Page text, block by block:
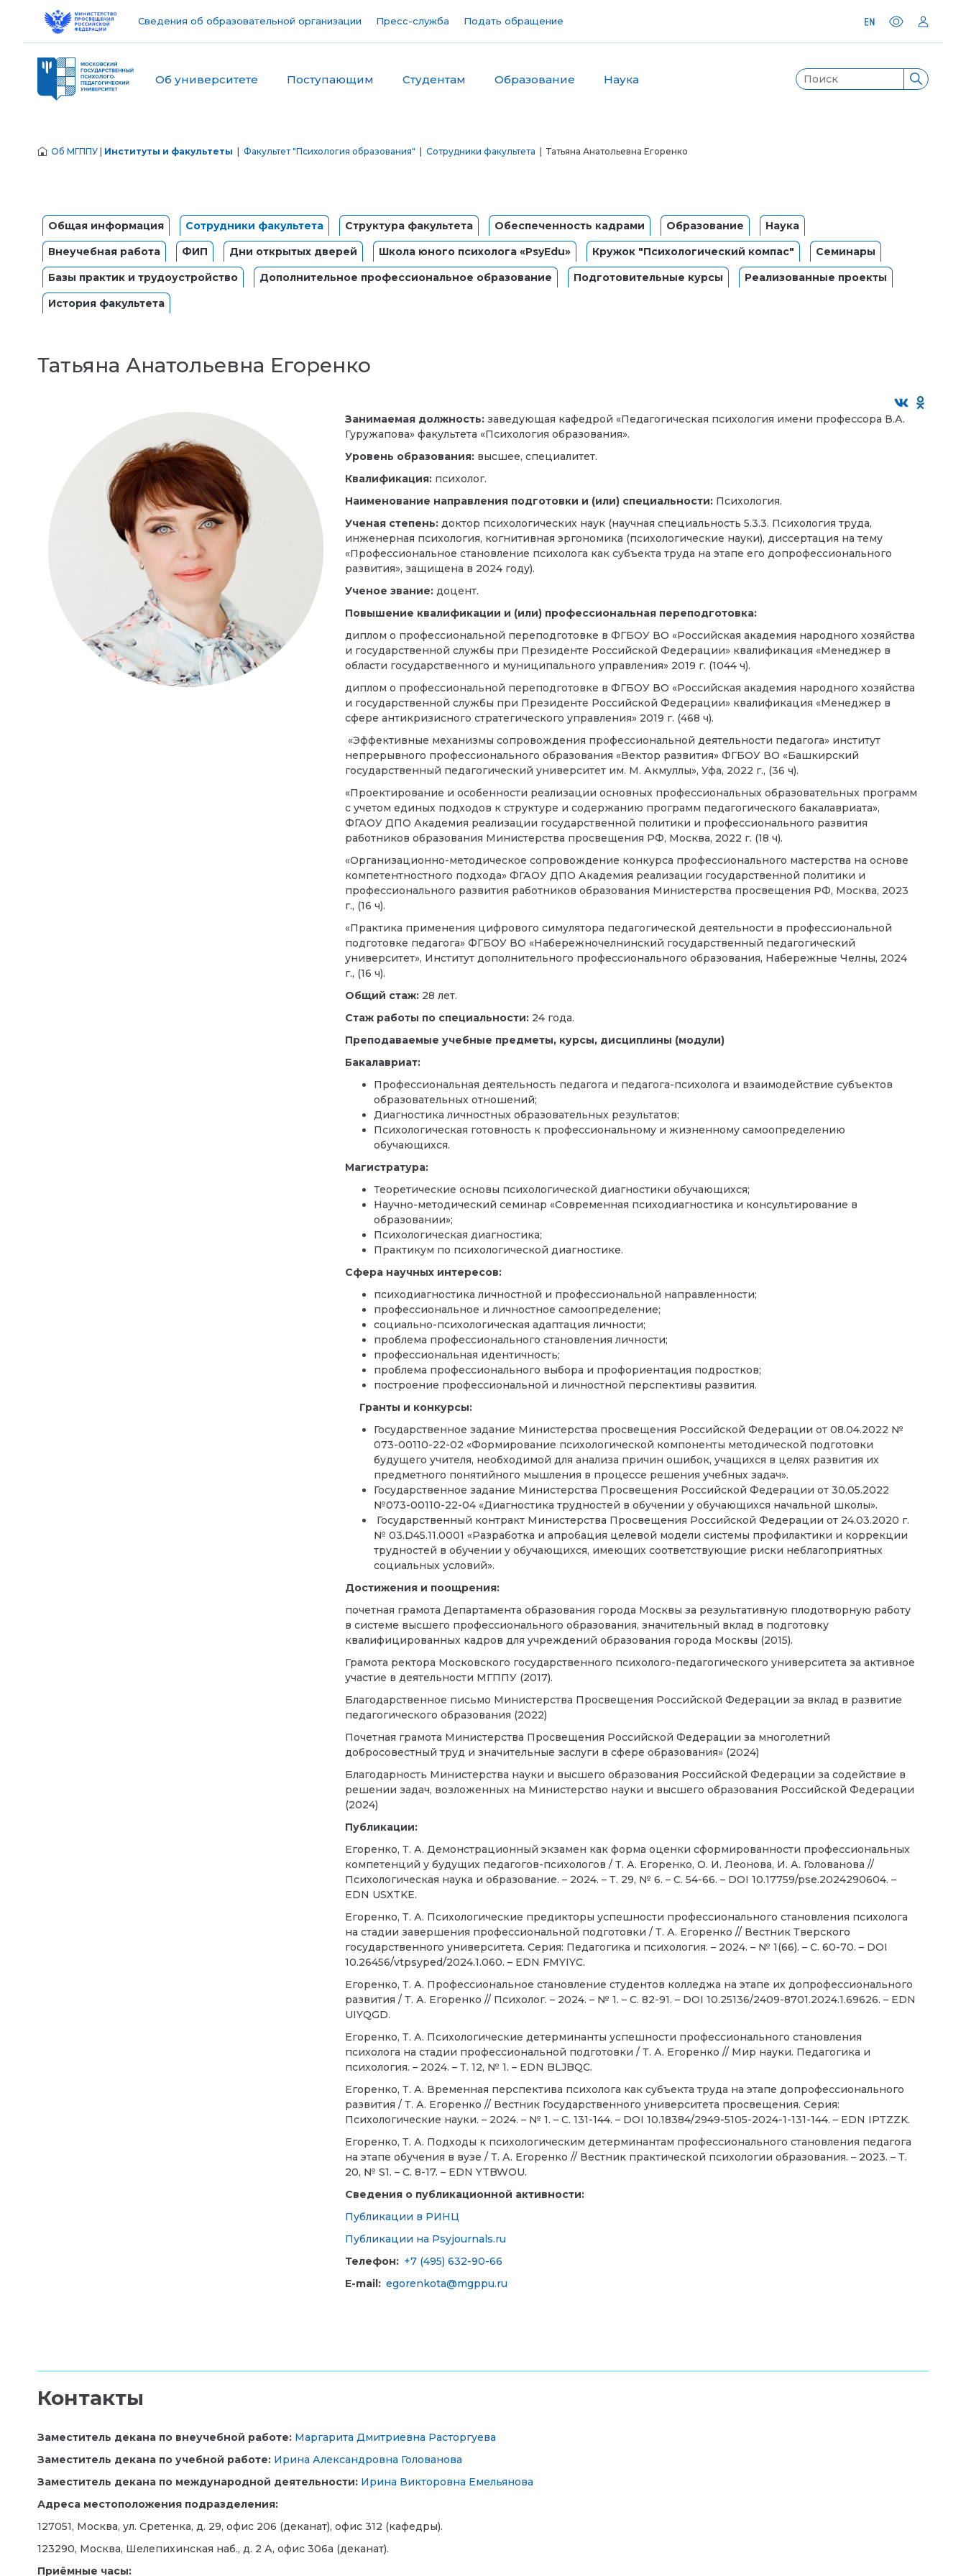
Сведения об образовательной организации Пресс-служба Подать обращение
Об университете Поступающим Студентам Образование Наука
Об МГППУ Институты и факультеты Факультет "Психология образования" Сотрудники факультета | Татьяна Анатольевна Егоренко
Общая информация Сотрудники факультета Структура факультета Обеспеченность кадрами Образование
Наука
Внеучебная работа
ФИП Дни открытых дверей Школа юного психолога «PsyEdu» Кружок "Психологический компас"
Семинары
Базы практик и трудоустройство
Дополнительное профессиональное образование Подготовительные курсы
Реализованные проекты
История факультета
Татьяна Анатольевна Егоренко
Занимаемая должность: заведующая кафедрой «Педагогическая психология имени профессора В.А.
Гуружапова» факультета «Психология образования».
Уровень образования: высшее, специалитет.
Квалификация: психолог.
Наименование направления подготовки и (или) специальности: Психология.
Ученая степень: доктор психологических наук (научная специальность 5.3.3. Психология труда,
инженерная психология, когнитивная эргономика (психологические науки), диссертация на тему
«Профессиональное становление психолога как субъекта труда на этапе его допрофессионального
развития», защищена в 2024 году).
Ученое звание: доцент.
Повышение квалификации и (или) профессиональная переподготовка:
диплом о профессиональной переподготовке в ФГБОУ ВО «Российская академия народного хозяйства
и государственной службы при Президенте Российской Федерации» квалификация «Менеджер в
области государственного и муниципального управления» 2019 г. (1044 ч).
диплом о профессиональной переподготовке в ФГБОУ ВО «Российская академия народного хозяйства
и государственной службы при Президенте Российской Федерации» квалификация «Менеджер в
сфере антикризисного стратегического управления» 2019 г. (468 ч).
«Эффективные механизмы сопровождения профессиональной деятельности педагога» институт
непрерывного профессионального образования «Вектор развития» ФГБОУ ВО «Башкирский
государственный педагогический университет им. М. Акмуллы», Уфа, 2022 г., (36 ч).
«Проектирование и особенности реализации основных профессиональных образовательных программ
с учетом единых подходов к структуре и содержанию программ педагогического бакалавриата»,
ФГАОУ ДПО Академия реализации государственной политики и профессионального развития
работников образования Министерства просвещения РФ, Москва, 2022 г. (18 ч).
«Организационно-методическое сопровождение конкурса профессионального мастерства на основе
компетентностного подхода» ФГАОУ ДПО Академия реализации государственной политики и
профессионального развития работников образования Министерства просвещения РФ, Москва, 2023
г., (16 ч).
«Практика применения цифрового симулятора педагогической деятельности в профессиональной
подготовке педагога» ФГБОУ ВО «Набережночелнинский государственный педагогический
университет», Институт дополнительного профессионального образования, Набережные Челны, 2024
г., (16 ч).
Общий стаж: 28 лет.
Стаж работы по специальности: 24 года.
Преподаваемые учебные предметы, курсы, дисциплины (модули)
Бакалавриат:
Профессиональная деятельность педагога и педагога-психолога и взаимодействие субъектов
образовательных отношений;
Диагностика личностных образовательных результатов;
Психологическая готовность к профессиональному и жизненному самоопределению
обучающихся.
Магистратура:
Теоретические основы психологической диагностики обучающихся;
Научно-методический семинар «Современная психодиагностика и консультирование в
образовании»;
Психологическая диагностика;
Практикум по психологической диагностике.
Сфера научных интересов:
психодиагностика личностной и профессиональной направленности;
профессиональное и личностное самоопределение;
социально-психологическая адаптация личности;
проблема профессионального становления личности;
профессиональная идентичность;
проблема профессионального выбора и профориентация подростков;
построение профессиональной и личностной перспективы развития.
Гранты и конкурсы:
Государственное задание Министерства просвещения Российской Федерации от 08.04.2022 №
073-00110-22-02 «Формирование психологической компоненты методической подготовки
будущего учителя, необходимой для анализа причин ошибок, учащихся в целях развития их
предметного понятийного мышления в процессе решения учебных задач».
Государственное задание Министерства Просвещения Российской Федерации от 30.05.2022
№073-00110-22-04 «Диагностика трудностей в обучении у обучающихся начальной школы».
Государственный контракт Министерства Просвещения Российской Федерации от 24.03.2020 г.
№ 03.D45.11.0001 «Разработка и апробация целевой модели системы профилактики и коррекции
трудностей в обучении у обучающихся, имеющих соответствующие риски неблагоприятных
социальных условий».
Достижения и поощрения:
почетная грамота Департамента образования города Москвы за результативную плодотворную работу
в системе высшего профессионального образования, значительный вклад в подготовку
квалифицированных кадров для учреждений образования города Москвы (2015).
Грамота ректора Московского государственного психолого-педагогического университета за активное
участие в деятельности МГППУ (2017).
Благодарственное письмо Министерства Просвещения Российской Федерации за вклад в развитие
педагогического образования (2022)
Почетная грамота Министерства Просвещения Российской Федерации за многолетний
добросовестный труд и значительные заслуги в сфере образования» (2024)
Благодарность Министерства науки и высшего образования Российской Федерации за содействие в
решении задач, возложенных на Министерство науки и высшего образования Российской Федерации
(2024)
Публикации:
Егоренко, Т. А. Демонстрационный экзамен как форма оценки сформированности профессиональных
компетенций у будущих педагогов-психологов / Т. А. Егоренко, О. И. Леонова, И. А. Голованова //
Психологическая наука и образование. – 2024. – Т. 29, № 6. – С. 54-66. – DOI 10.17759/pse.2024290604. –
EDN USXTKE.
Егоренко, Т. А. Психологические предикторы успешности профессионального становления психолога
на стадии завершения профессиональной подготовки / Т. А. Егоренко // Вестник Тверского
государственного университета. Серия: Педагогика и психология. – 2024. – № 1(66). – С. 60-70. – DOI
10.26456/vtpsyped/2024.1.060. – EDN FMYIYC.
Егоренко, Т. А. Профессиональное становление студентов колледжа на этапе их допрофессионального
развития / Т. А. Егоренко // Психолог. – 2024. – № 1. – С. 82-91. – DOI 10.25136/2409-8701.2024.1.69626. – EDN
UIYQGD.
Егоренко, Т. А. Психологические детерминанты успешности профессионального становления
психолога на стадии профессиональной подготовки / Т. А. Егоренко // Мир науки. Педагогика и
психология. – 2024. – Т. 12, № 1. – EDN BLJBQC.
Егоренко, Т. А. Временная перспектива психолога как субъекта труда на этапе допрофессионального
развития / Т. А. Егоренко // Вестник Государственного университета просвещения. Серия:
Психологические науки. – 2024. – № 1. – С. 131-144. – DOI 10.18384/2949-5105-2024-1-131-144. – EDN IPTZZK.
Егоренко, Т. А. Подходы к психологическим детерминантам профессионального становления педагога
на этапе обучения в вузе / Т. А. Егоренко // Вестник практической психологии образования. – 2023. – Т.
20, № S1. – С. 8-17. – EDN YTBWOU.
Сведения о публикационной активности:
Публикации в РИНЦ
Публикации на Psyjournals.ru
Телефон: +7 (495) 632-90-66
E-mail:egorenkota@mgppu.ru
Контакты
Заместитель декана по внеучебной работе: Маргарита Дмитриевна Расторгуева
Заместитель декана по учебной работе: Ирина Александровна Голованова
Заместитель декана по международной деятельности: Ирина Викторовна Емельянова
Адреса местоположения подразделения:
127051, Москва, ул. Сретенка, д. 29, офис 206 (деканат), офис 312 (кафедры).
123290, Москва, Шелепихинская наб., д. 2 А, офис 306а (деканат).
Приёмные часы: